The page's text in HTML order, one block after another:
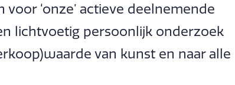
‘onze’ actieve deelnemende
lichtvoetig persoonlijk onderzoek
van kunst en naar alle